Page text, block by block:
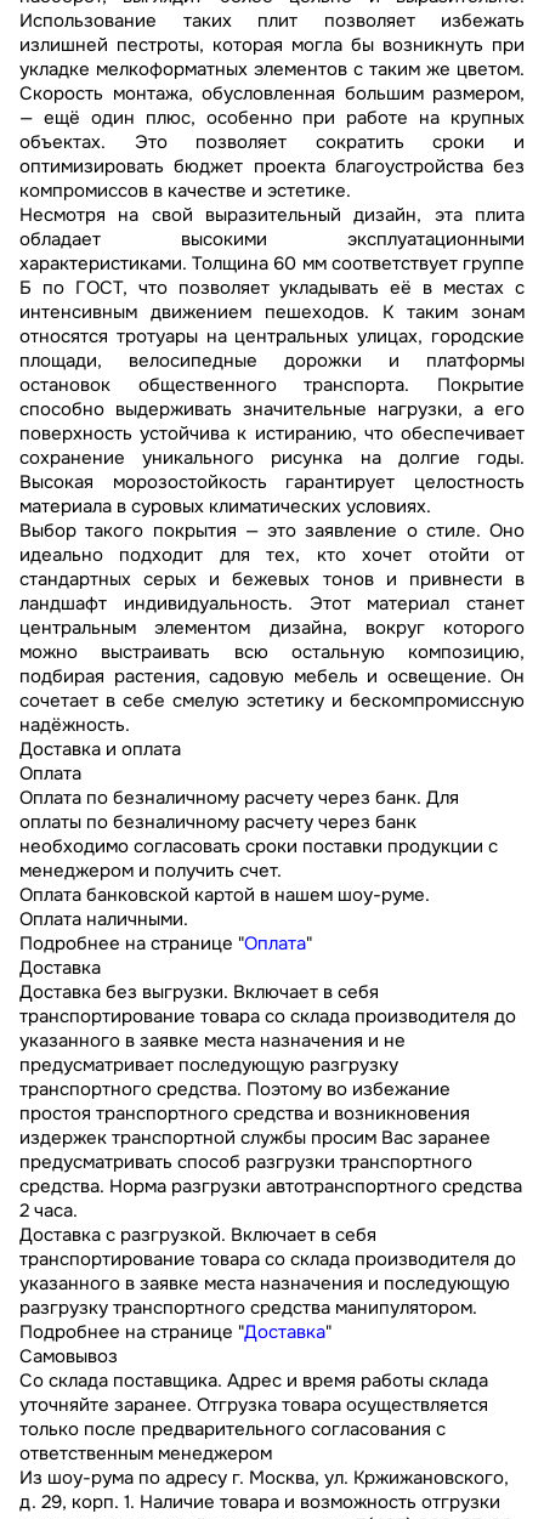
Использование таких плит позволяет избежать
излишней пестроты, которая могла бы возникнуть при
укладке мелкоформатных элементов с таким же цветом.
Скорость монтажа, обусловленная большим размером,
— ещё один плюс, особенно при работе на крупных
объектах. Это позволяет сократить сроки и
оптимизировать бюджет проекта благоустройства без
компромиссов в качестве и эстетике.
Несмотря на свой выразительный дизайн, эта плита
обладает высокими эксплуатационными
характеристиками. Толщина 60 мм соответствует группе
Б по ГОСТ, что позволяет укладывать её в местах с
интенсивным движением пешеходов. К таким зонам
относятся тротуары на центральных улицах, городские
площади, велосипедные дорожки и платформы
остановок общественного транспорта. Покрытие
способно выдерживать значительные нагрузки, а его
поверхность устойчива к истиранию, что обеспечивает
сохранение уникального рисунка на долгие годы.
Высокая морозостойкость гарантирует целостность
материала в суровых климатических условиях.
Выбор такого покрытия — это заявление о стиле. Оно
идеально подходит для тех, кто хочет отойти от
стандартных серых и бежевых тонов и привнести в
ландшафт индивидуальность. Этот материал станет
центральным элементом дизайна, вокруг которого
можно выстраивать всю остальную композицию,
подбирая растения, садовую мебель и освещение. Он
сочетает в себе смелую эстетику и бескомпромиссную
надёжность.
Доставка и оплата
Оплата
Оплата по безналичному расчету через банк. Для
оплаты по безналичному расчету через банк
необходимо согласовать сроки поставки продукции с
менеджером и получить счет.
Оплата банковской картой в нашем шоу-руме.
Оплата наличными.
Подробнее на странице "Оплата"
Доставка
Доставка без выгрузки. Включает в себя
транспортирование товара со склада производителя до
указанного в заявке места назначения и не
предусматривает последующую разгрузку
транспортного средства. Поэтому во избежание
простоя транспортного средства и возникновения
издержек транспортной службы просим Вас заранее
предусматривать способ разгрузки транспортного
средства. Норма разгрузки автотранспортного средства
2 часа.
Доставка с разгрузкой. Включает в себя
транспортирование товара со склада производителя до
указанного в заявке места назначения и последующую
разгрузку транспортного средства манипулятором.
Подробнее на странице "Доставка"
Самовывоз
Со склада поставщика. Адрес и время работы склада
уточняйте заранее. Отгрузка товара осуществляется
только после предварительного согласования с
ответственным менеджером
Из шоу-рума по адресу г. Москва, ул. Кржижановского,
д. 29, корп. 1. Наличие товара и возможность отгрузки